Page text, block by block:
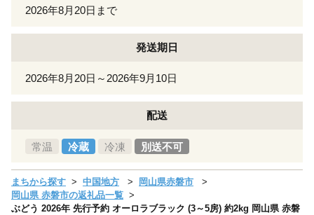
2026年8月20日まで
発送期日
2026年8月20日～2026年9月10日
配送
常温 冷蔵 冷凍 別送不可
まちから探す 中国地方
岡山県赤磐市
岡山県 赤磐市の返礼品一覧
ぶどう 2026年 先行予約 オーロラブラック (3～5房) 約2kg 岡山県 赤磐